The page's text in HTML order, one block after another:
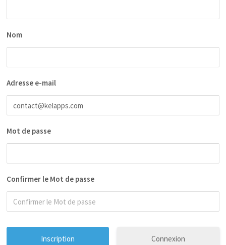
Nom
Adresse e-mail
Mot de passe
Confirmer le Mot de passe
Connexion